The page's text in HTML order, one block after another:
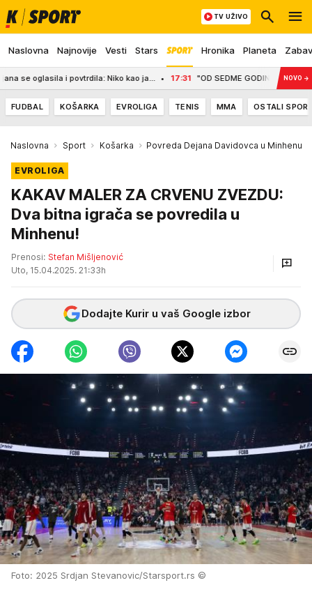
Naslovna Najnovije Vesti Stars Hronika Planeta
TV UŽIVO
i povtrdila: Niko kao ja... 17:31 "OD SEDME GODINE SAM UZ NOVO →
FUDBAL KOŠARKA EVROLIGA TENIS MMA OSTALI
Naslovna Sport Košarka Povreda Dejana Davidovca u Minhenu
EVROLIGA
KAKAV MALER ZA CRVENU ZVEZDU:
Dva bitna igrača se povredila u
Minhenu!
Prenosi: Stefan Mišljenović
Uto, 15.04.2025. 21:33h
Dodajte Kurir u vaš Google izbor
Foto: 2025 Srdjan Stevanovic/Starsport.rs ©